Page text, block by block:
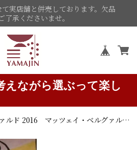
実店舗と併売しております。欠品
了承くださいませ。
えながら選ぶって楽し
テヌータ・ベルグァルド 2016 マッツェイ・ベルグァルド 赤ワイン